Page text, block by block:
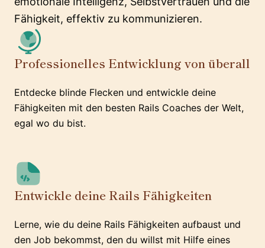
Fähigkeit, effektiv zu kommunizieren.
Professionelles Entwicklung von überall
Entdecke blinde Flecken und entwickle deine
Fähigkeiten mit den besten Rails Coaches der Welt,
egal wo du bist.
Entwickle deine Rails Fähigkeiten
Lerne, wie du deine Rails Fähigkeiten aufbaust und
den Job bekommst, den du willst mit Hilfe eines